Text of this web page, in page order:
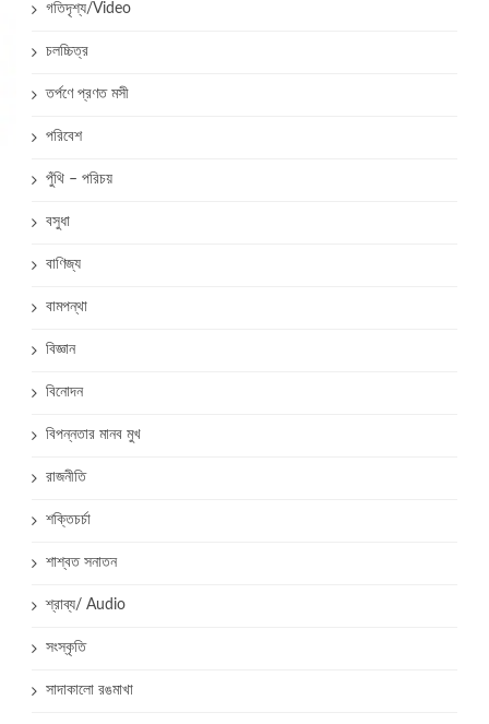
গতিদৃশ্য/Video
চলচ্চিত্র
তর্পণে প্রণত মসী
পরিবেশ
পুঁথি – পরিচয়
বসুধা
বাণিজ্য
বামপন্থা
বিজ্ঞান
বিনোদন
বিপন্নতার মানব মুখ
রাজনীতি
শক্তিচর্চা
শাশ্বত সনাতন
শ্রাব্য/ Audio
সংস্কৃতি
সাদাকালো রঙমাখা